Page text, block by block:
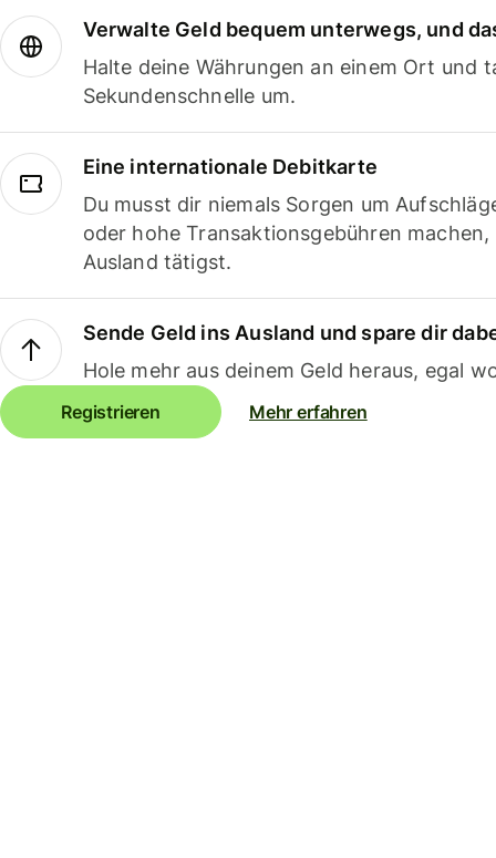
Verwalte Geld bequem unterwegs, und
Halte deine Währungen an einem Ort und
Sekundenschnelle um.
Eine internationale Debitkarte
Du musst dir niemals Sorgen um
oder hohe Transaktionsgebühren
Ausland tätigst.
Sende Geld ins Ausland und spare dir
Hole mehr aus deinem Geld heraus, egal
Registrieren Mehr erfahren